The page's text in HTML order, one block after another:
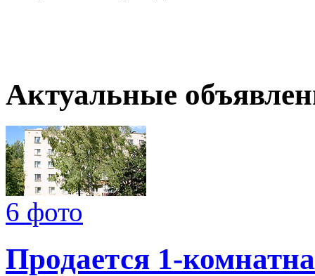
Актуальные
6 фото
Продается 1-